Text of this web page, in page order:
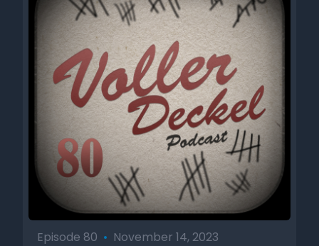
Episode 80 • November 14, 2023